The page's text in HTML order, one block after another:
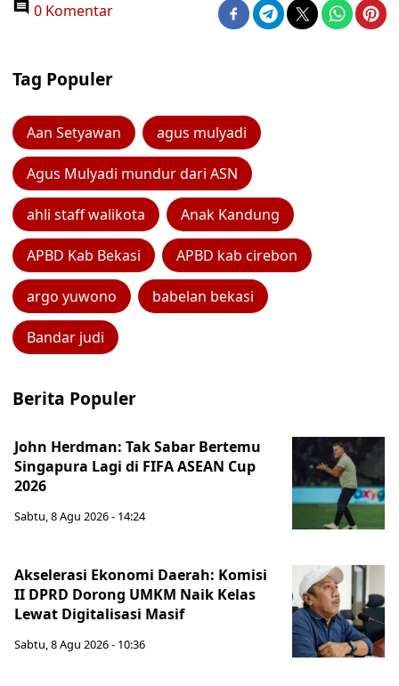
0 Komentar
Tag Populer
Aan Setyawan agus mulyadi
Agus Mulyadi mundur dari ASN
ahli staff walikota Anak Kandung
APBD Kab Bekasi APBD kab cirebon
argo yuwono babelan bekasi
Bandar judi
Berita Populer
John Herdman: Tak Sabar Bertemu
Singapura Lagi di FIFA ASEAN Cup
2026
Sabtu, 8 Agu 2026 - 14:24
Akselerasi Ekonomi Daerah: Komisi
II DPRD Dorong UMKM Naik Kelas
Lewat Digitalisasi Masif
Sabtu, 8 Agu 2026 - 10:36